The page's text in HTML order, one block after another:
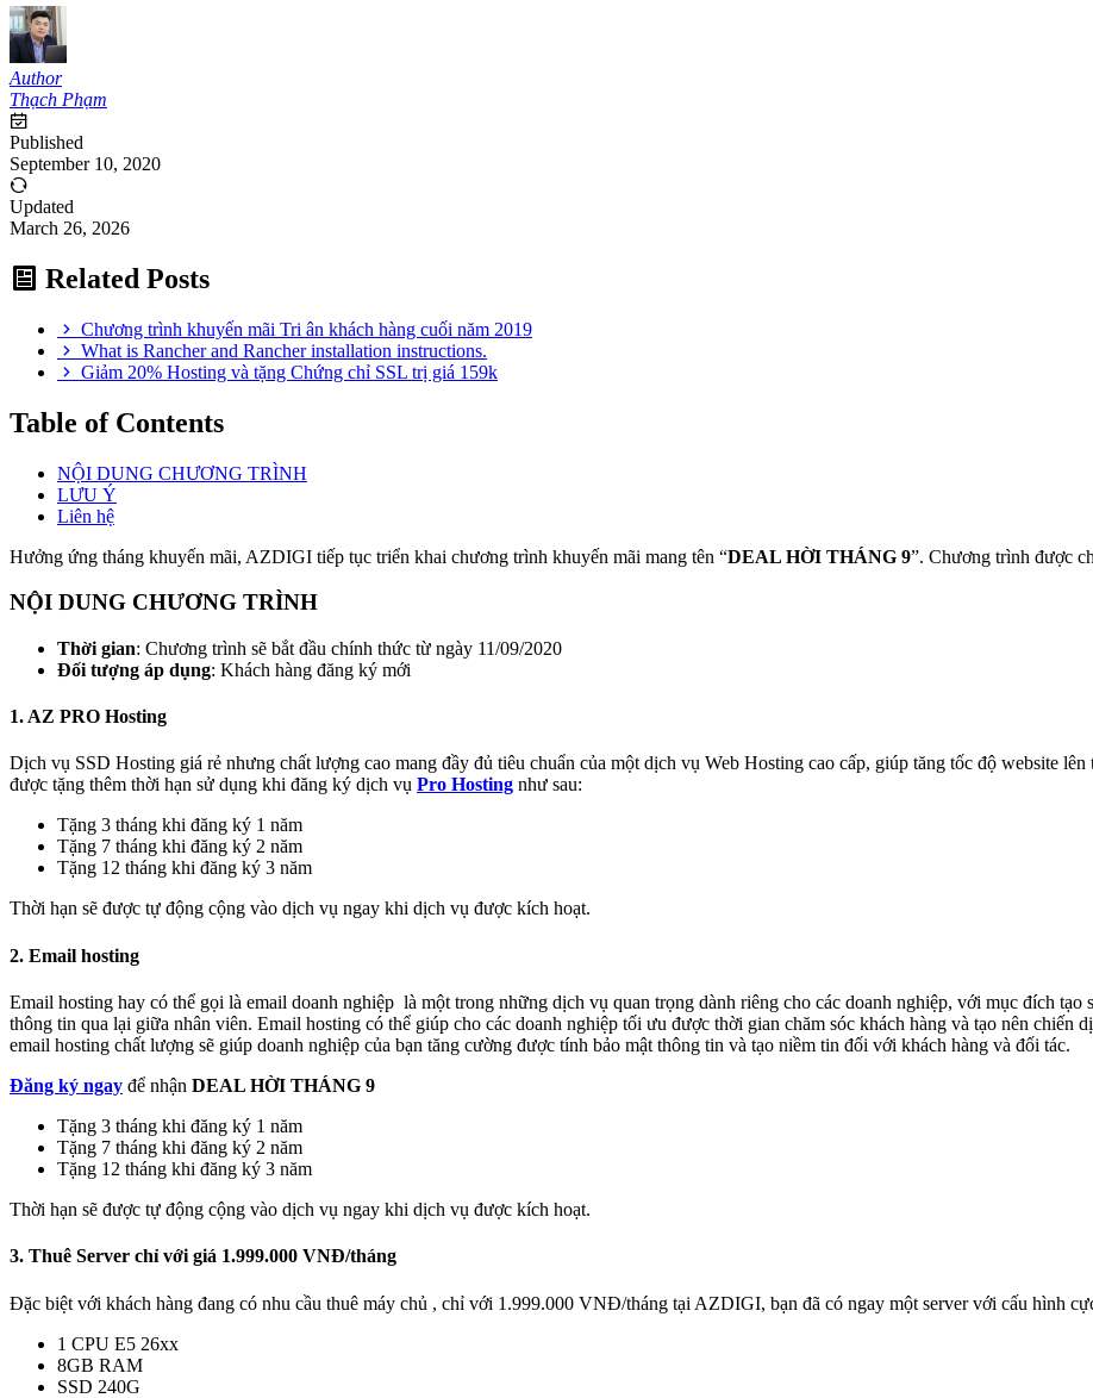
Author
Thạch Phạm
Published
September 10, 2020
Updated
March 26, 2026
Related Posts
Chương trình khuyến mãi Tri ân khách hàng cuối năm 2019
What is Rancher and Rancher installation instructions.
Giảm 20% Hosting và tặng Chứng chỉ SSL trị giá 159k
Table of Contents
NỘI DUNG CHƯƠNG TRÌNH
LƯU Ý
Liên hệ
Hưởng ứng tháng khuyến mãi, AZDIGI tiếp tục triển khai chương trình khuyến mãi mang tên “DEAL HỜI THÁNG 9”. Chương trình được
NỘI DUNG CHƯƠNG TRÌNH
Thời gian: Chương trình sẽ bắt đầu chính thức từ ngày 11/09/2020
Đối tượng áp dụng: Khách hàng đăng ký mới
1. AZ PRO Hosting
Dịch vụ SSD Hosting giá rẻ nhưng chất lượng cao mang đầy đủ tiêu chuẩn của một dịch vụ Web Hosting cao cấp, giúp tăng tốc độ website
được tặng thêm thời hạn sử dụng khi đăng ký dịch vụ Pro Hosting như sau:
Tặng 3 tháng khi đăng ký 1 năm
Tặng 7 tháng khi đăng ký 2 năm
Tặng 12 tháng khi đăng ký 3 năm
Thời hạn sẽ được tự động cộng vào dịch vụ ngay khi dịch vụ được kích hoạt.
2. Email hosting
Email hosting hay có thể gọi là email doanh nghiệp là một trong những dịch vụ quan trọng dành riêng cho các doanh nghiệp, với mục đích
thông tin qua lại giữa nhân viên. Email hosting có thể giúp cho các doanh nghiệp tối ưu được thời gian chăm sóc khách hàng và tạo nên chiến
email hosting chất lượng sẽ giúp doanh nghiệp của bạn tăng cường được tính bảo mật thông tin và tạo niềm tin đối với khách hàng và đối tác.
Đăng ký ngay để nhận DEAL HỜI THÁNG 9
Tặng 3 tháng khi đăng ký 1 năm
Tặng 7 tháng khi đăng ký 2 năm
Tặng 12 tháng khi đăng ký 3 năm
Thời hạn sẽ được tự động cộng vào dịch vụ ngay khi dịch vụ được kích hoạt.
3. Thuê Server chỉ với giá 1.999.000 VNĐ/tháng
Đặc biệt với khách hàng đang có nhu cầu thuê máy chủ , chỉ với 1.999.000 VNĐ/tháng tại AZDIGI, bạn đã có ngay một server với cấu hình
1 CPU E5 26xx
8GB RAM
SSD 240G